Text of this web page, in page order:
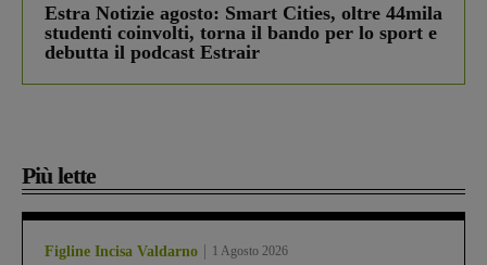
Estra Notizie agosto: Smart Cities, oltre 44mila
studenti coinvolti, torna il bando per lo sport e
debutta il podcast Estrair
Più lette
Figline Incisa Valdarno 1 Agosto 2026